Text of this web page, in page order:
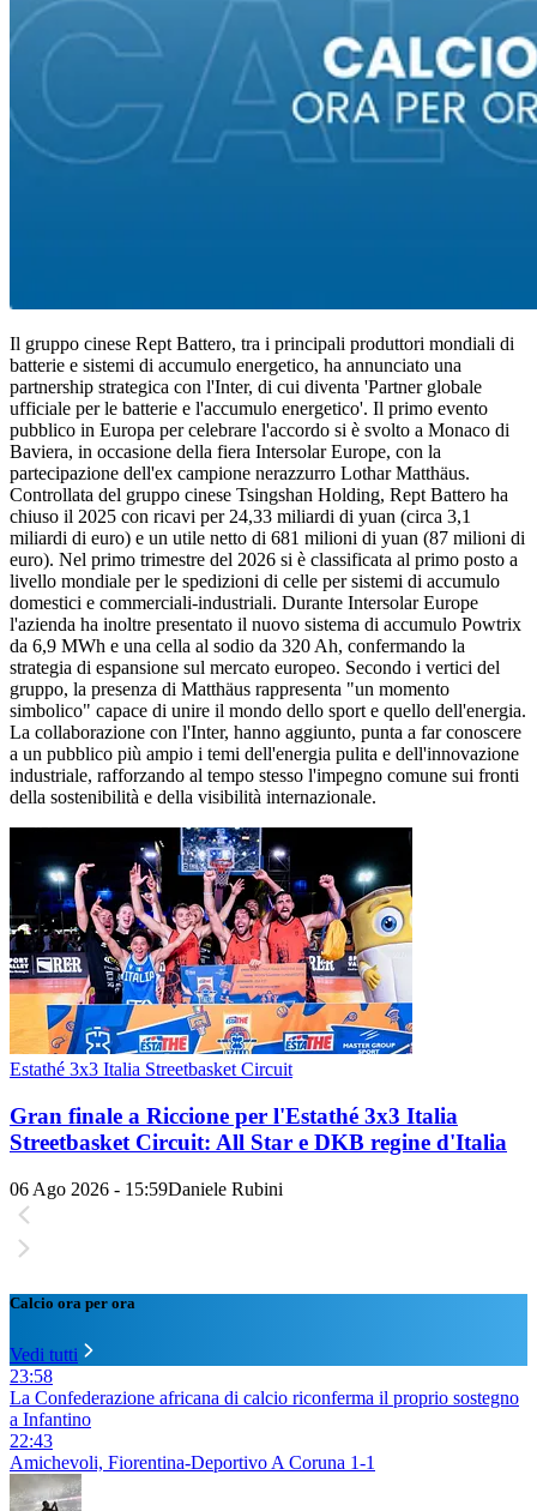
Il gruppo cinese Rept Battero, tra i principali produttori mondiali di
batterie e sistemi di accumulo energetico, ha annunciato una
partnership strategica con l'Inter, di cui diventa 'Partner globale
ufficiale per le batterie e l'accumulo energetico'. Il primo evento
pubblico in Europa per celebrare l'accordo si è svolto a Monaco di
Baviera, in occasione della fiera Intersolar Europe, con la
partecipazione dell'ex campione nerazzurro Lothar Matthäus.
Controllata del gruppo cinese Tsingshan Holding, Rept Battero ha
chiuso il 2025 con ricavi per 24,33 miliardi di yuan (circa 3,1
miliardi di euro) e un utile netto di 681 milioni di yuan (87 milioni di
euro). Nel primo trimestre del 2026 si è classificata al primo posto a
livello mondiale per le spedizioni di celle per sistemi di accumulo
domestici e commerciali-industriali. Durante Intersolar Europe
l'azienda ha inoltre presentato il nuovo sistema di accumulo Powtrix
da 6,9 MWh e una cella al sodio da 320 Ah, confermando la
strategia di espansione sul mercato europeo. Secondo i vertici del
gruppo, la presenza di Matthäus rappresenta "un momento
simbolico" capace di unire il mondo dello sport e quello dell'energia.
La collaborazione con l'Inter, hanno aggiunto, punta a far conoscere
a un pubblico più ampio i temi dell'energia pulita e dell'innovazione
industriale, rafforzando al tempo stesso l'impegno comune sui fronti
della sostenibilità e della visibilità internazionale.
Estathé 3x3 Italia Streetbasket Circuit
Gran finale a Riccione per l'Estathé 3x3 Italia
Streetbasket Circuit: All Star e DKB regine d'Italia
06 Ago 2026 - 15:59Daniele Rubini
Calcio ora per ora
Vedi tutti
23:58
La Confederazione africana di calcio riconferma il proprio sostegno
a Infantino
22:43
Amichevoli, Fiorentina-Deportivo A Coruna 1-1